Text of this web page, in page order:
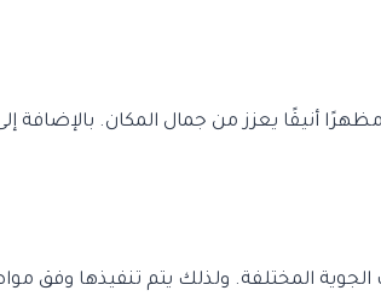
أنيقًا يعزز من جمال المكان. بالإضافة
المختلفة. ولذلك يتم تنفيذها وفق